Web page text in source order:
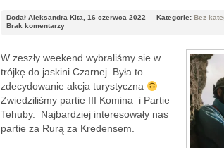
Dodał Aleksandra Kita, 16 czerwca 2022 Kategorie: Bez
Brak komentarzy
W zeszły weekend wybraliśmy sie w
trójkę do jaskini Czarnej. Była to
zdecydowanie akcja turystyczna
Zwiedziliśmy partie III Komina i Partie
Tehuby. Najbardziej interesowały nas
partie za Rurą za Kredensem.